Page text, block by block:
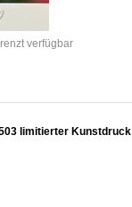
verfügbar
limitierter